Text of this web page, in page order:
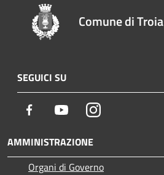
Comune di Troia
SEGUICI SU
Facebook YoutubeInstagram
AMMINISTRAZIONE
Organi di Governo